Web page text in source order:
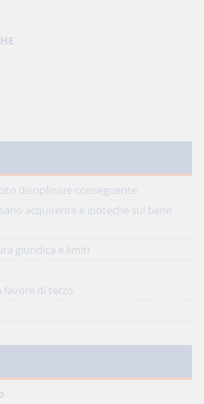
disciplinare conseguente
acquirente e ipoteche sul bene
giuridica e limiti
favore di terzo